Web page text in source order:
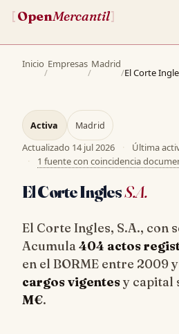
[OpenMercantil]
Inicio
/
Empresas
/
Madrid
/El Corte
Activa Madrid
Actualizado 14 jul 2026 · Última
·
1 fuente con coincidencia
El Corte InglesS.A.
El Corte Ingles, S.A., con
Acumula404 actos
en el BORME entre 2009
cargos vigentesy capital
M€.